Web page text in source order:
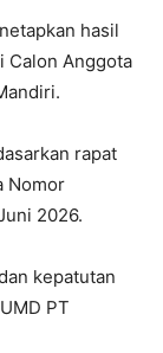
hasil
Calon Anggota
rapat
Nomor
2026.
kepatutan
PT